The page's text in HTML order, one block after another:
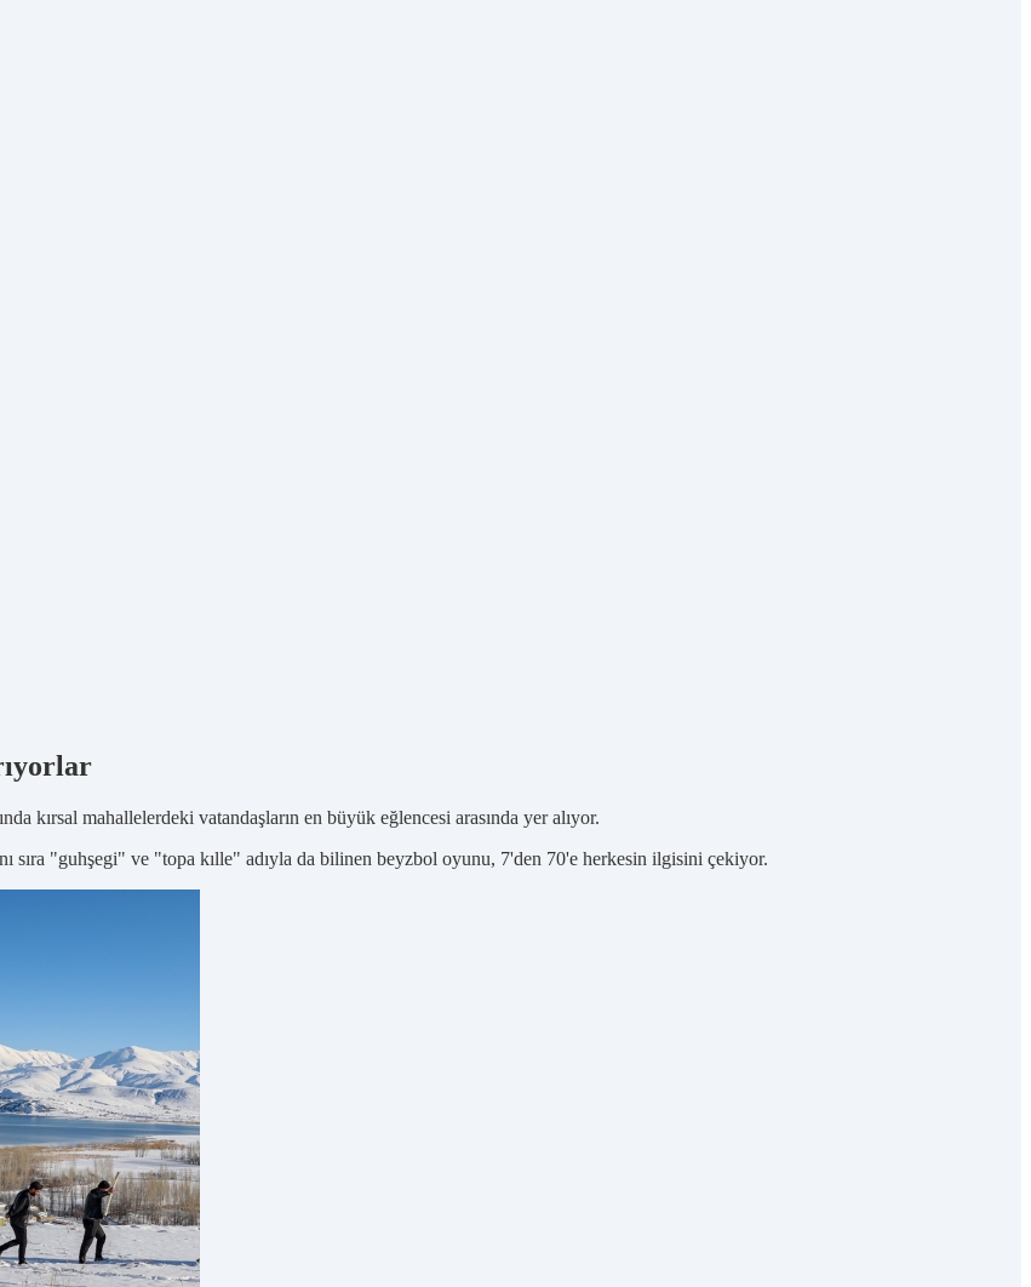
kırsal mahallelerdeki vatandaşların en büyük eğlencesi arasında yer alıyor.
"guhşegi" ve "topa kılle" adıyla da bilinen beyzbol oyunu, 7'den 70'e herkesin ilgisini çekiyor.